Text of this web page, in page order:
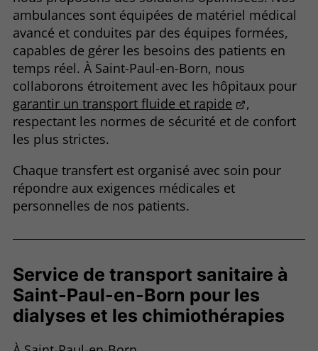
ambulances sont équipées de matériel médical
avancé et conduites par des équipes formées,
capables de gérer les besoins des patients en
temps réel. À Saint-Paul-en-Born, nous
collaborons étroitement avec les hôpitaux pour
garantir un transport fluide et rapide
,
respectant les normes de sécurité et de confort
les plus strictes.
Chaque transfert est organisé avec soin pour
répondre aux exigences médicales et
personnelles de nos patients.
Service de transport sanitaire à
Saint-Paul-en-Born pour les
dialyses et les chimiothérapies